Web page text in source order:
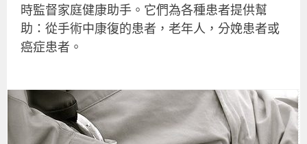
時監督家庭健康助手。它們為各種患者提供幫
助：從手術中康復的患者，老年人，分娩患者或
癌症患者。